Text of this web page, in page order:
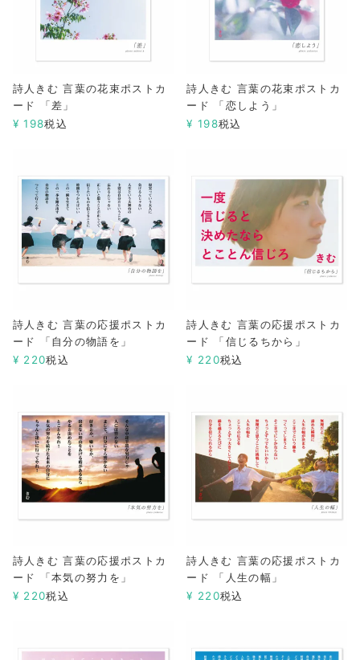
詩人きむ 言葉の花束ポストカ
ード 「差」
¥ 198税込
詩人きむ 言葉の花束ポストカ
ード 「恋しよう」
¥ 198税込
詩人きむ 言葉の応援ポストカ
ード 「自分の物語を」
¥ 220税込
詩人きむ 言葉の応援ポストカ
ード 「信じるちから」
¥ 220税込
詩人きむ 言葉の応援ポストカ
ード 「本気の努力を」
¥ 220税込
詩人きむ 言葉の応援ポストカ
ード 「人生の幅」
¥ 220税込